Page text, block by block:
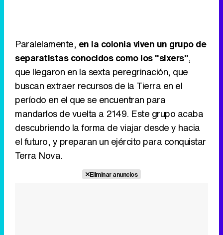
Paralelamente, en la colonia viven un grupo de
separatistas conocidos como los "sixers",
que llegaron en la sexta peregrinación, que
buscan extraer recursos de la Tierra en el
período en el que se encuentran para
mandarlos de vuelta a 2149. Este grupo acaba
descubriendo la forma de viajar desde y hacia
el futuro, y preparan un ejército para conquistar
Terra Nova.
Eliminar anuncios